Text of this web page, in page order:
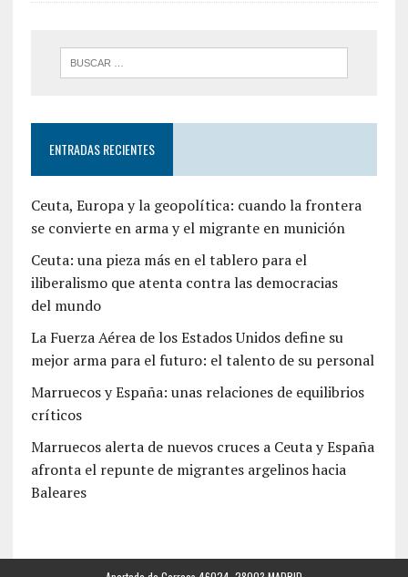
ENTRADAS RECIENTES
Ceuta, Europa y la geopolítica: cuando la frontera
se convierte en arma y el migrante en munición
Ceuta: una pieza más en el tablero para el
iliberalismo que atenta contra las democracias
del mundo
La Fuerza Aérea de los Estados Unidos define su
mejor arma para el futuro: el talento de su personal
Marruecos y España: unas relaciones de equilibrios
críticos
Marruecos alerta de nuevos cruces a Ceuta y España
afronta el repunte de migrantes argelinos hacia
Baleares